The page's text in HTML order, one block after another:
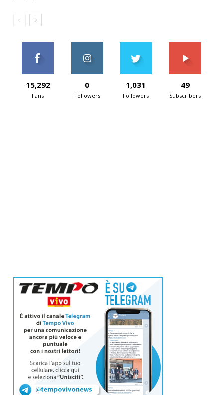
15,292
Fans
0
Followers
1,031
Followers
49
Subscribers